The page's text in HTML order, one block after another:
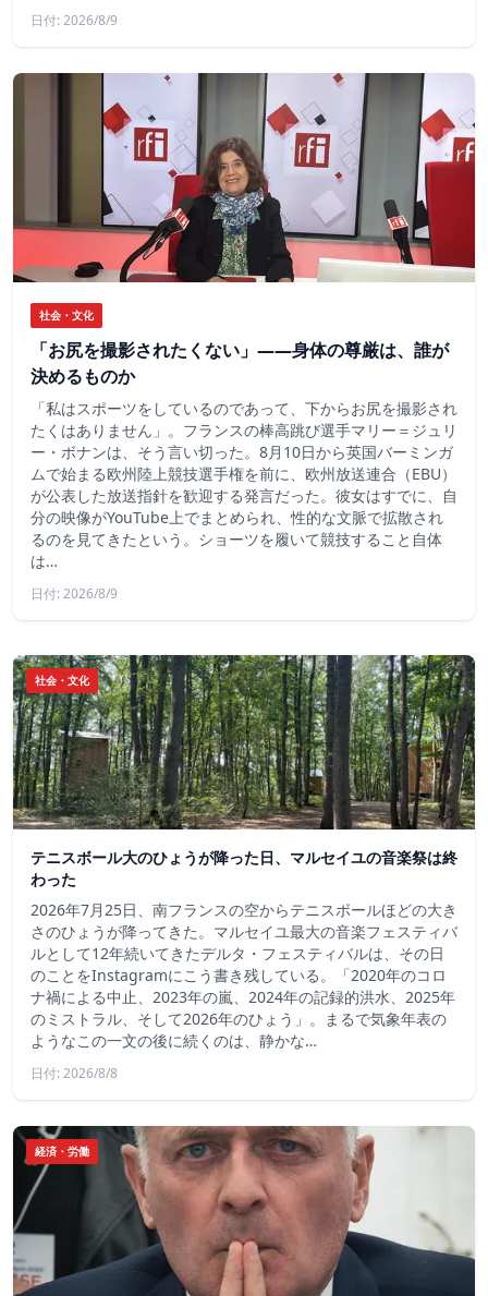
日付: 2026/8/9
社会・文化
「お尻を撮影されたくない」――身体の尊厳は、誰が
決めるものか
「私はスポーツをしているのであって、下からお尻を撮影され
たくはありません」。フランスの棒高跳び選手マリー＝ジュリ
ー・ボナンは、そう言い切った。8月10日から英国バーミンガ
ムで始まる欧州陸上競技選手権を前に、欧州放送連合（EBU）
が公表した放送指針を歓迎する発言だった。彼女はすでに、自
分の映像がYouTube上でまとめられ、性的な文脈で拡散され
るのを見てきたという。ショーツを履いて競技すること自体
は…
日付: 2026/8/9
社会・文化
テニスボール大のひょうが降った日、マルセイユの音楽祭は終
わった
2026年7月25日、南フランスの空からテニスボールほどの大き
さのひょうが降ってきた。マルセイユ最大の音楽フェスティバ
ルとして12年続いてきたデルタ・フェスティバルは、その日
のことをInstagramにこう書き残している。「2020年のコロ
ナ禍による中止、2023年の嵐、2024年の記録的洪水、2025年
のミストラル、そして2026年のひょう」。まるで気象年表の
ようなこの一文の後に続くのは、静かな…
日付: 2026/8/8
経済・労働